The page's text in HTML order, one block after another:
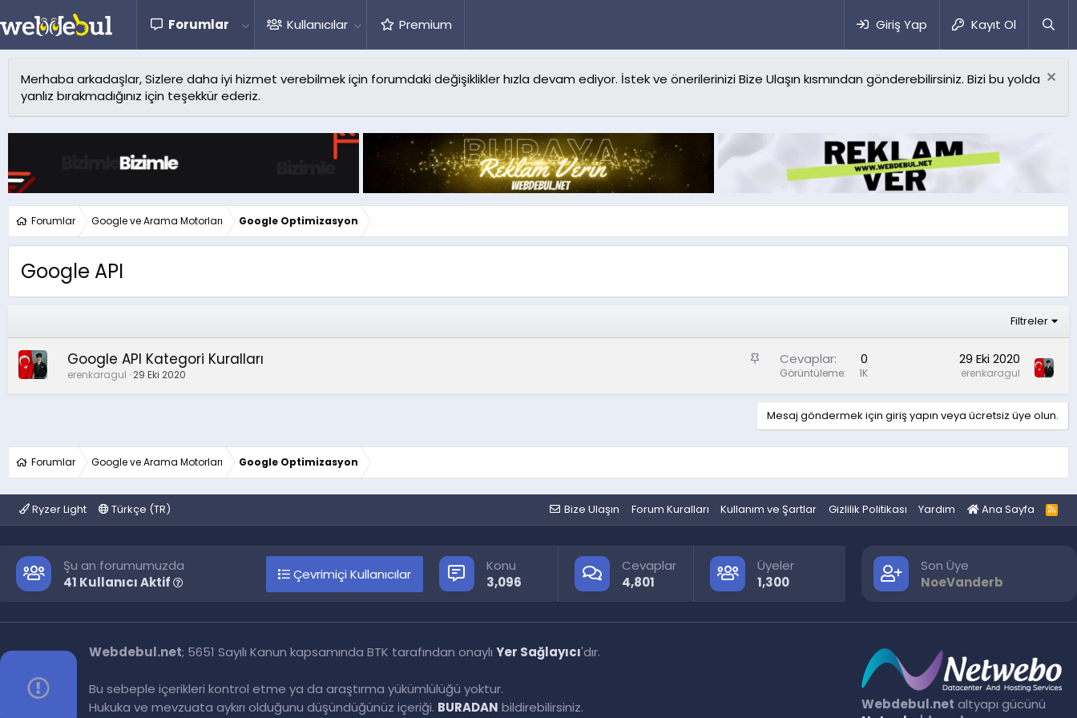
Forumlar Kullanıcılar Premium Giriş Yap Kayıt Ol
Merhaba arkadaşlar, Sizlere daha iyi hizmet verebilmek için forumdaki değişiklikler hızla devam ediyor. İstek ve önerilerinizi Bize Ulaşın kısmından gönderebilirsiniz. Bizi bu yolda
yanlız bırakmadığınız için teşekkür ederiz.
Forumlar Google ve Arama Motorları Google Optimizasyon
Google API
Filtreler
S
Google API Kategori Kuralları
erenkaragul 29 Eki 2020
Cevaplar 0
Görüntüleme 1K
29 Eki 2020
erenkaragul
Mesaj göndermek için giriş yapın veya ücretsiz üye olun.
Forumlar Google ve Arama Motorları Google Optimizasyon
Ryzer Light Türkçe (TR) Bize Ulaşın Forum Kuralları Kullanım ve Şartlar Gizlilik Politikası Yardım Ana Sayfa
R
S
Şu an forumumuzda
41 Kullanıcı Aktif
Çevrimiçi Kullanıcılar
Konu
3,096
Cevaplar
4,801
Üyeler
1,300
Son Üye
NoeVanderb
Webdebul.net; 5651 Sayılı Kanun kapsamında BTK tarafından onaylı Yer Sağlayıcı'dır.
Bu sebeple içerikleri kontrol etme ya da araştırma yükümlülüğü yoktur.
Hukuka ve mevzuata aykırı olduğunu düşündüğünüz içeriği. BURADAN bildirebilirsiniz.
Webdebul.net altyapı gücünü